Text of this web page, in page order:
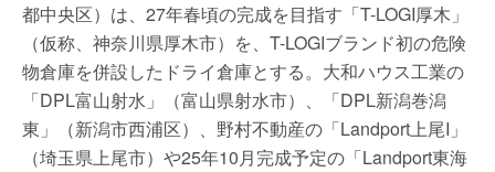
都中央区）は、27年春頃の完成を目指す「T-LOGI厚木」
（仮称、神奈川県厚木市）を、T-LOGIブランド初の危険
物倉庫を併設したドライ倉庫とする。大和ハウス工業の
「DPL富山射水」（富山県射水市）、「DPL新潟巻潟
東」（新潟市西浦区）、野村不動産の「Landport上尾I」
（埼玉県上尾市）や25年10月完成予定の「Landport東海